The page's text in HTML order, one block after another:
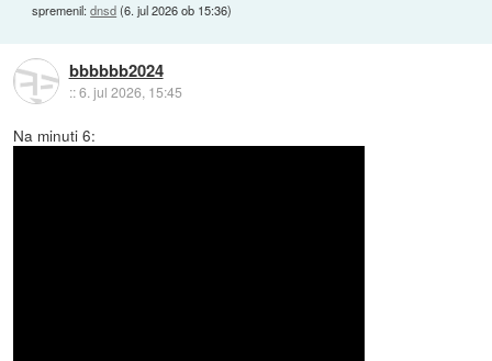
spremenil:dnsd(6. jul 2026 ob 15:36)
bbbbbb2024
::6. jul 2026, 15:45
Na minuti 6: